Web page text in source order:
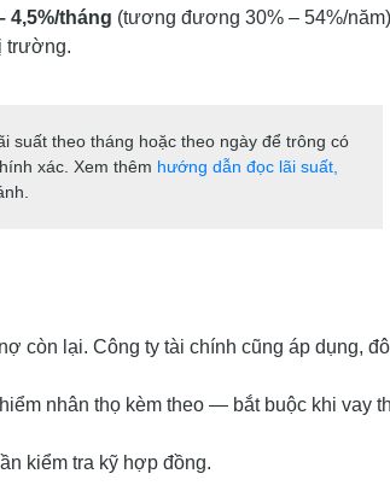
4,5%/tháng (tương đương 30% – 54%/
trường.
suất theo tháng hoặc theo ngày để trông có
xác. Xem thêm hướng dẫn đọc lãi suất,
còn lại. Công ty tài chính cũng áp dụng,
nhân thọ kèm theo — bắt buộc khi vay
kiểm tra kỹ hợp đồng.